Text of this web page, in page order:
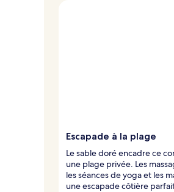
Escapade à la plage
Le sable doré encadre ce
une plage privée. Les
les séances de yoga et les
une escapade côtière